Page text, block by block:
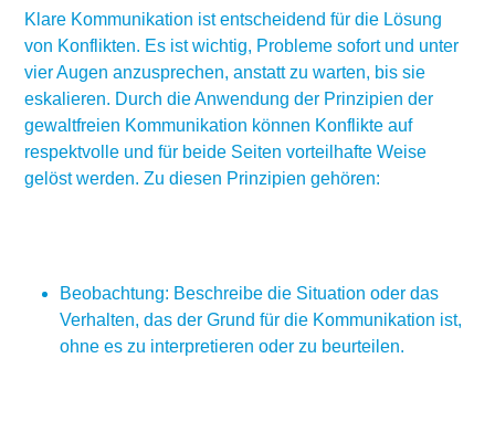
Klare Kommunikation ist entscheidend für die Lösung
von Konflikten. Es ist wichtig, Probleme sofort und unter
vier Augen anzusprechen, anstatt zu warten, bis sie
eskalieren. Durch die Anwendung der Prinzipien der
gewaltfreien Kommunikation können Konflikte auf
respektvolle und für beide Seiten vorteilhafte Weise
gelöst werden. Zu diesen Prinzipien gehören:
Beobachtung: Beschreibe die Situation oder das
Verhalten, das der Grund für die Kommunikation ist,
ohne es zu interpretieren oder zu beurteilen.